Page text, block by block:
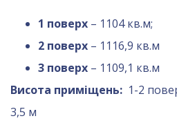
1 поверх – 1104 кв.м;
2 поверх – 1116,9 кв.м
3 поверх – 1109,1 кв.м
Висота приміщень: 1-2
3,5 м